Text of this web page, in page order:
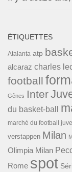
ÉTIQUETTES
Atalanta atp
alcaraz charles
football
Gênes Inter
du basket-ball
marché du football
verstappen Milan
Olimpia Milan
Rome spot